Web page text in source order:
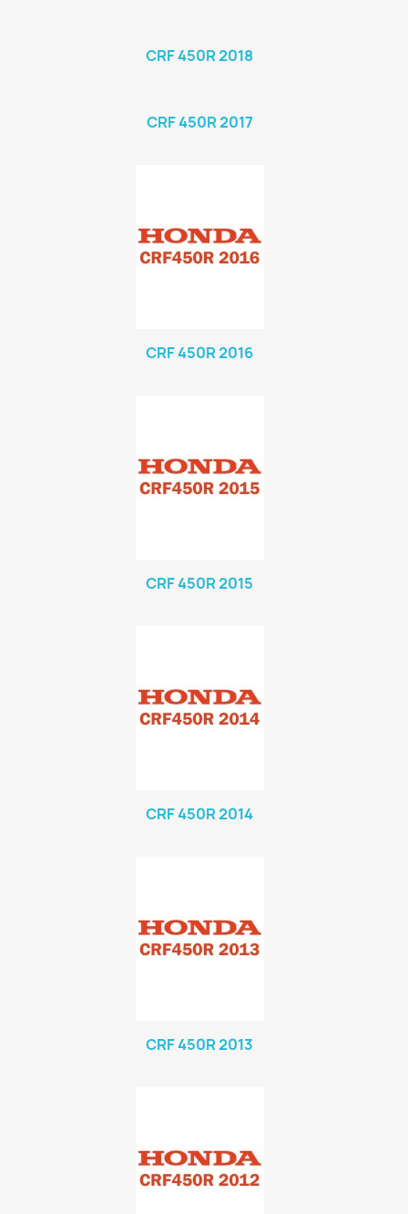
CRF 450R 2018
CRF 450R 2017
CRF 450R 2016
CRF 450R 2015
CRF 450R 2014
CRF 450R 2013